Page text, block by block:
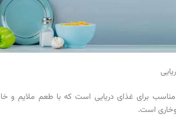
برای غذای دریایی است که با طعم ملایم و
است.